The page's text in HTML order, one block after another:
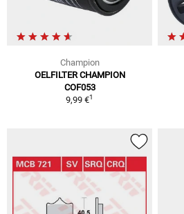
Champion
OELFILTER CHAMPION
COF053
9,99 €1